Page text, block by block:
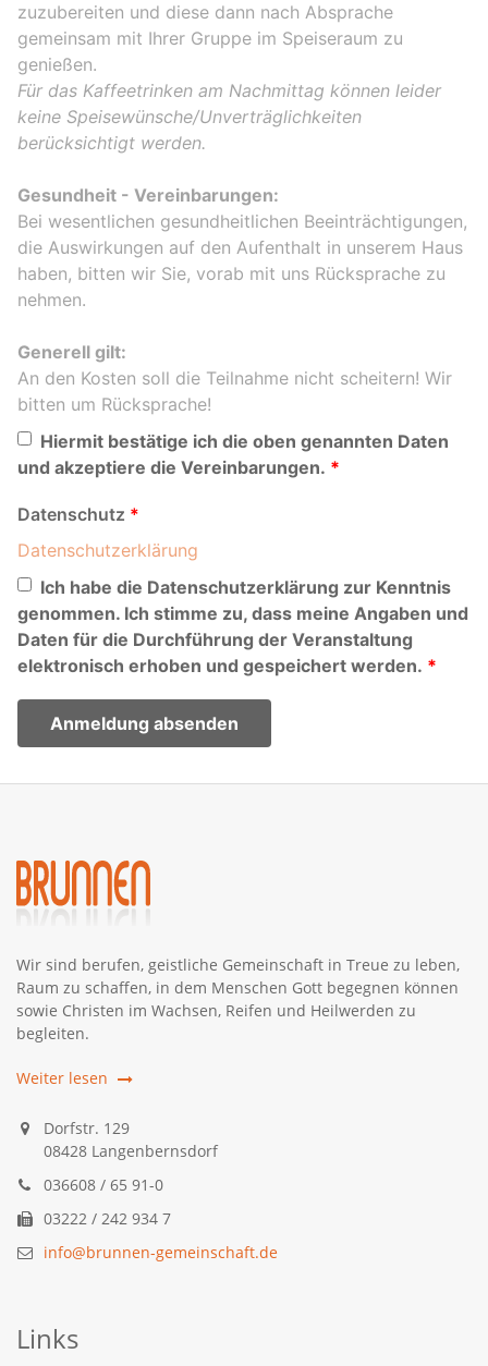
zuzubereiten und diese dann nach Absprache
gemeinsam mit Ihrer Gruppe im Speiseraum zu
genießen.
Für das Kaffeetrinken am Nachmittag können leider
keine Speisewünsche/Unverträglichkeiten
berücksichtigt werden.
Gesundheit - Vereinbarungen:
Bei wesentlichen gesundheitlichen Beeinträchtigungen,
die Auswirkungen auf den Aufenthalt in unserem Haus
haben, bitten wir Sie, vorab mit uns Rücksprache zu
nehmen.
Generell gilt:
An den Kosten soll die Teilnahme nicht scheitern! Wir
bitten um Rücksprache!
Hiermit bestätige ich die oben genannten Daten
und akzeptiere die Vereinbarungen.
Datenschutz
Datenschutzerklärung
Ich habe die Datenschutzerklärung zur Kenntnis
genommen. Ich stimme zu, dass meine Angaben und
Daten für die Durchführung der Veranstaltung
elektronisch erhoben und gespeichert werden.
Anmeldung absenden
Wir sind berufen, geistliche Gemeinschaft in Treue zu leben,
Raum zu schaffen, in dem Menschen Gott begegnen können
sowie Christen im Wachsen, Reifen und Heilwerden zu
begleiten.
Weiter lesen
Dorfstr. 129
08428 Langenbernsdorf
036608 / 65 91-0
03222 / 242 934 7
info@brunnen-gemeinschaft.de
Links